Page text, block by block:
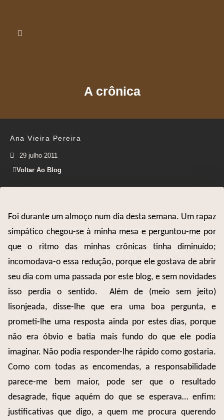
A crônica
Ana Vieira Pereira
29 julho 2011
Voltar Ao Blog
Foi durante um almoço num dia desta semana. Um rapaz
simpático chegou-se à minha mesa e perguntou-me por
que o ritmo das minhas crônicas tinha diminuído;
incomodava-o essa redução, porque ele gostava de abrir
seu dia com uma passada por este blog, e sem novidades
isso perdia o sentido.
Além de (meio sem jeito)
lisonjeada, disse-lhe que era uma boa pergunta, e
prometi-lhe uma resposta ainda por estes dias, porque
não era óbvio e batia mais fundo do que ele podia
imaginar. Não podia responder-lhe rápido como gostaria.
Como com todas as encomendas, a responsabilidade
parece-me bem maior, pode ser que o resultado
desagrade, fique aquém do que se esperava… enfim:
justificativas que digo, a quem me procura querendo